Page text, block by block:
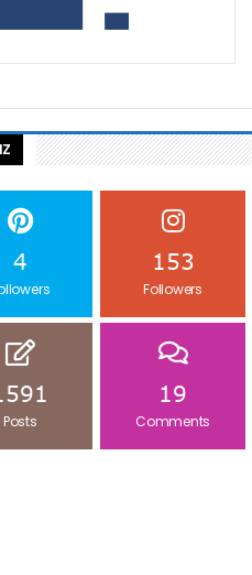
4 153
Followers
Posts
19
Comments